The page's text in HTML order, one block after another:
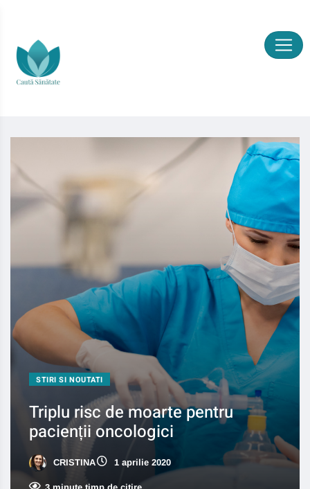
STIRI SI NOUTATI
Triplu risc de moarte pentru
pacienții oncologici
CRISTINA 1 aprilie 2020